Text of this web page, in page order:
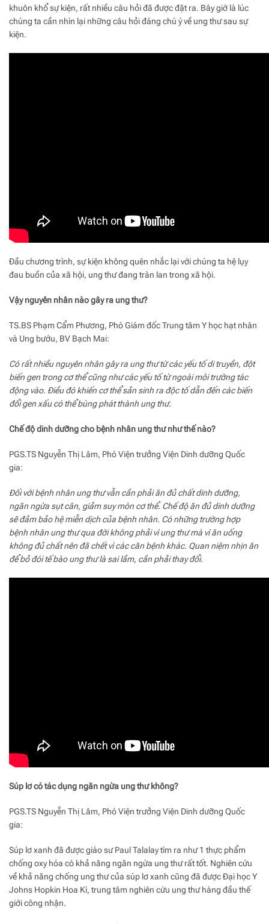
khuôn khổ sự kiện, rất nhiều câu hỏi đã được đặt ra. Bây giờ là lúc
chúng ta cần nhìn lại những câu hỏi đáng chú ý về ung thư sau sự
kiện.
Đầu chương trình, sự kiện không quên nhắc lại với chúng ta hệ lụy
đau buồn của xã hội, ung thư đang tràn lan trong xã hội.
Vậy nguyên nhân nào gây ra ung thư?
TS.BS Phạm Cẩm Phương, Phó Giám đốc Trung tâm Y học hạt nhân
và Ung bướu, BV Bạch Mai:
Có rất nhiều nguyên nhân gây ra ung thư từ các yếu tố di truyền, đột
biến gen trong cơ thể cũng như các yếu tố từ ngoài môi trường tác
động vào. Điều đó khiến cơ thể sản sinh ra độc tố dẫn đến các biến
đổi gen xấu có thể bùng phát thành ung thư.
Chế độ dinh dưỡng cho bệnh nhân ung thư như thế nào?
PGS.TS Nguyễn Thị Lâm, Phó Viện trưởng Viện Dinh dưỡng Quốc
gia:
Đối với bệnh nhân ung thư vẫn cần phải ăn đủ chất dinh dưỡng,
ngăn ngừa sụt cân, giảm suy mòn cơ thể. Chế độ ăn đủ dinh dưỡng
sẽ đảm bảo hệ miễn dịch của bệnh nhân. Có những trường hợp
bệnh nhân ung thư qua đời không phải vì ung thư mà vì ăn uống
không đủ chất nên đã chết vì các căn bệnh khác. Quan niệm nhịn ăn
để bỏ đói tế bào ung thư là sai lầm, cần phải thay đổi.
Súp lơ có tác dụng ngăn ngừa ung thư không?
PGS.TS Nguyễn Thị Lâm, Phó Viện trưởng Viện Dinh dưỡng Quốc
gia:
Súp lơ xanh đã được giáo sư Paul Talalay tìm ra như 1 thực phẩm
chống oxy hóa có khả năng ngăn ngừa ung thư rất tốt. Nghiên cứu
về khả năng chống ung thư của súp lơ xanh cũng đã được Đại học Y
Johns Hopkin Hoa Kì, trung tâm nghiên cứu ung thư hàng đầu thế
giới công nhận.